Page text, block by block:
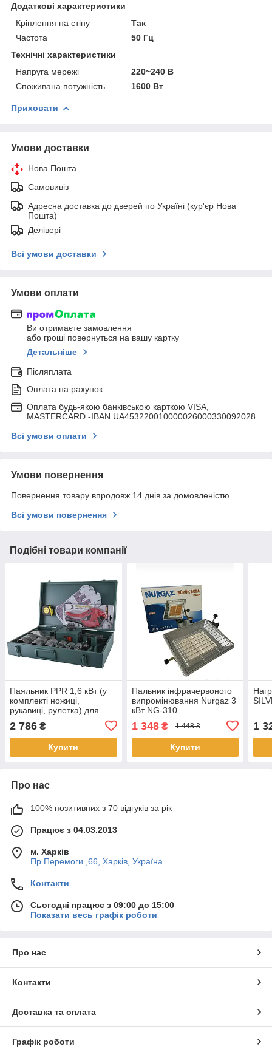
Додаткові характеристики
Кріплення на стіну
Так
Частота
50 Гц
Технічні характеристики
Напруга мережі
220~240 В
Споживана потужність
1600 Вт
Приховати
Умови доставки
Нова Пошта
Самовивіз
Адресна доставка до дверей по Україні (кур'єр Нова
Пошта)
Делівері
Всі умови доставки
Умови оплати
Ви отримаєте замовлення
або гроші повернуться на вашу картку
Детальніше
Післяплата
Оплата на рахунок
Оплата будь-якою банківською карткою VISA,
MASTERCARD -IBAN UA453220010000026000330092028
Всі умови оплати
Умови повернення
Повернення товару впродовж 14 днів за домовленістю
Всі умови повернення
Подібні товари компанії
Паяльник PPR 1,6 кВт (у
комплекті ножиці,
рукавиці, рулетка) для
2 786 ₴
Купити
Пальник інфрачервоного
випромінювання Nurgaz 3
кВт NG-310
1 348₴ 1 448 ₴
Купити
1
Про нас
100% позитивних з 70 відгуків за рік
Працює з 04.03.2013
м. Харків
Пр.Перемоги ,66, Харків, Україна
Контакти
Сьогодні працює з 09:00 до 15:00
Показати весь графік роботи
Про нас
Контакти
Доставка та оплата
Графік роботи